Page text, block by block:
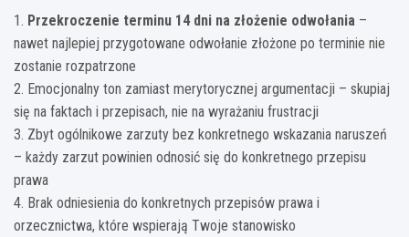
1. Przekroczenie terminu 14 dni na złożenie odwołania –
nawet najlepiej przygotowane odwołanie złożone po terminie nie
zostanie rozpatrzone
2. Emocjonalny ton zamiast merytorycznej argumentacji – skupiaj
się na faktach i przepisach, nie na wyrażaniu frustracji
3. Zbyt ogólnikowe zarzuty bez konkretnego wskazania naruszeń
– każdy zarzut powinien odnosić się do konkretnego przepisu
prawa
4. Brak odniesienia do konkretnych przepisów prawa i
orzecznictwa, które wspierają Twoje stanowisko